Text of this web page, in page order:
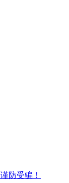
防受骗！